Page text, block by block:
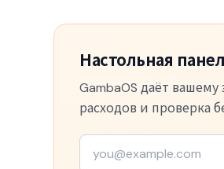
Настольная
GambaOS даёт
расходов и проверка